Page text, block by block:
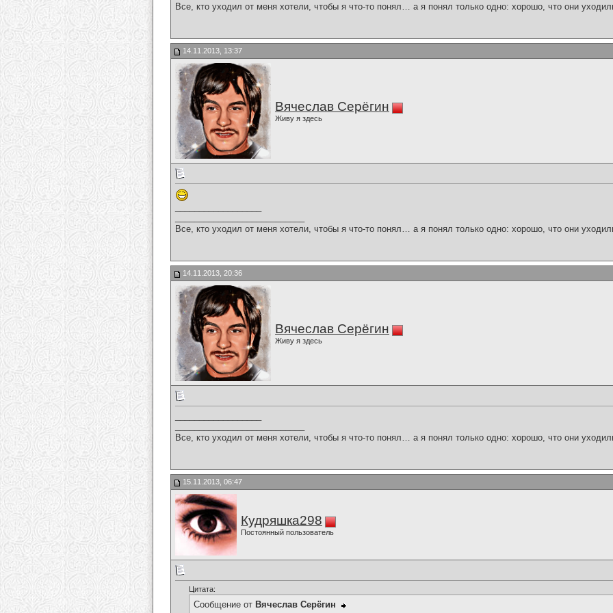
Все, кто уходил от меня хотели, чтобы я что-то понял… а я понял только одно: хорошо, что они
14.11.2013, 13:37
Вячеслав Серёгин
Живу я здесь
Все, кто уходил от меня хотели, чтобы я что-то понял… а я понял только одно: хорошо, что они
14.11.2013, 20:36
Вячеслав Серёгин
Живу я здесь
Все, кто уходил от меня хотели, чтобы я что-то понял… а я понял только одно: хорошо, что они
15.11.2013, 06:47
Кудряшка298
Постоянный пользователь
Цитата:
Сообщение от Вячеслав Серёгин